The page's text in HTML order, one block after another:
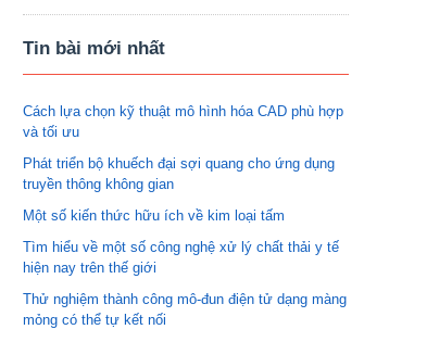
Tin bài mới nhất
Cách lựa chọn kỹ thuật mô hình hóa CAD phù hợp
và tối ưu
Phát triển bộ khuếch đại sợi quang cho ứng dụng
truyền thông không gian
Một số kiến thức hữu ích về kim loại tấm
Tìm hiểu về một số công nghệ xử lý chất thải y tế
hiện nay trên thế giới
Thử nghiệm thành công mô-đun điện tử dạng màng
mỏng có thể tự kết nối